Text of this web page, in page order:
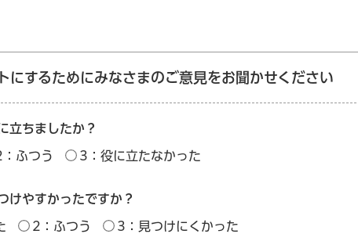
にするためにみなさまのご意見をお聞かせください
立ちましたか？
：ふつう 3：役に立たなかった
けやすかったですか？
2：ふつう 3：見つけにくかった